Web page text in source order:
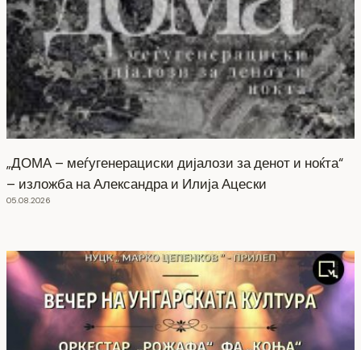
„ДОМА – меѓугенерациски дијалози за денот и ноќта“
– изложба на Александра и Илија Ацески
05.08.2026